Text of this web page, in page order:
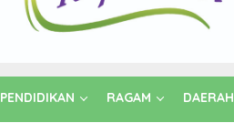
PENDIDIKAN RAGAM DAERAH